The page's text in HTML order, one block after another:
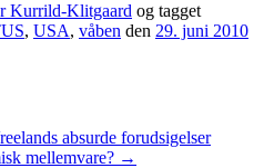
Kurrild-Klitgaard og tagget
, USA, våben den 29. juni 2010
absurde forudsigelser
mellemvare? →